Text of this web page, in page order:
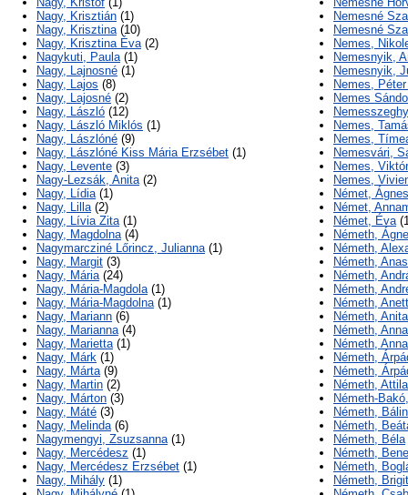
Nagy, Krisztián (1)
Nagy, Krisztina(10)
Nagy, Krisztina Éva(2)
Nagykuti, Paula(1)
Nagy, Lajnosné (1)
Nagy, Lajos (8)
Nagy, Lajosné (2)
Nagy, László (12)
Nagy, László Miklós (1)
Nagy, Lászlóné (9)
Nagy, Lászlóné Kiss Mária Erzsébet (1)
Nagy, Levente (3)
Nagy-Lezsák, Anita(2)
Nagy, Lídia(1)
Nagy, Lilla(2)
Nagy, Lívia Zita(1)
Nagy, Magdolna(4)
Nagymarcziné Lőrincz, Julianna(1)
Nagy, Margit (3)
Nagy, Mária(24)
Nagy, Mária-Magdola(1)
Nagy, Mária-Magdolna(1)
Nagy, Mariann (6)
Nagy, Marianna(4)
Nagy, Marietta(1)
Nagy, Márk (1)
Nagy, Márta(9)
Nagy, Martin (2)
Nagy, Márton (3)
Nagy, Máté (3)
Nagy, Melinda(6)
Nagymengyi, Zsuzsanna(1)
Nagy, Mercédesz (1)
Nagy, Mercédesz Erzsébet (1)
Nagy, Mihály (1)
Nemesné
Nemesné
Nemes,
Nemesnyik,
Nemesnyik,
Nemes,
Nemes
Nemes,
Nemes,
Nemesvári,
Nemes,
Nemes,
Német, Ágnes
Német,
Német, Éva
Németh,
Németh,
Németh,
Németh,
Németh,
Németh, Anett
Németh, Anita
Németh, Anna
Németh,
Németh,
Németh,
Németh, Attila
Németh-
Németh,
Németh,
Németh, Béla
Németh,
Németh,
Németh,